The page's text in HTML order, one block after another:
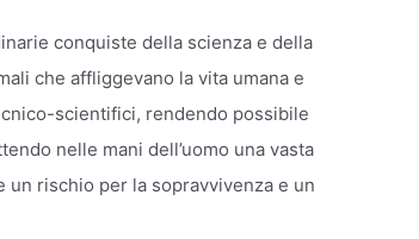
conquiste della scienza e della
che affliggevano la vita umana e
scientifici, rendendo possibile
nelle mani dell’uomo una vasta
rischio per la sopravvivenza e un